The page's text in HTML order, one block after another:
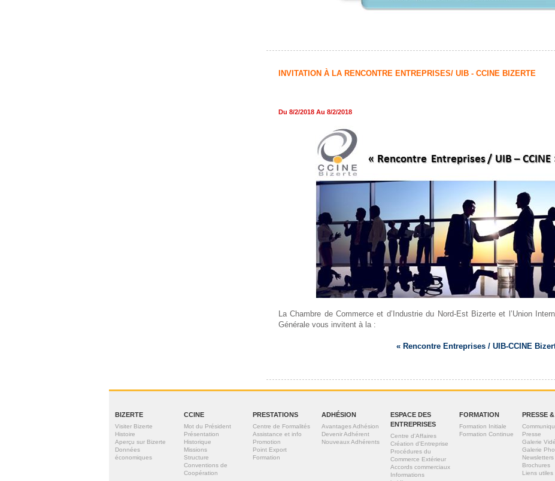
INVITATION À LA RENCONTRE ENTREPRISES/ UIB - CCINE BIZERTE
Du 8/2/2018 Au 8/2/2018
La Chambre de Commerce et d’Industrie du Nord-Est Bizerte et l’Union
Générale vous invitent à la :
« Rencontre Entreprises / UIB-CCINE
BIZERTE
Visiter Bizerte
Histoire
Aperçu sur Bizerte
Données
économiques
CCINE
Mot du Président
Présentation
Historique
Missions
Structure
Conventions de
Coopération
PRESTATIONS
Centre de Formalités
Assistance et info
Promotion
Point Export
Formation
ADHÉSION
Avantages Adhésion
Devenir Adhérent
Nouveaux Adhérents
ESPACE DES
ENTREPRISES
Centre d'Affaires
Création d'Entreprise
Procédures du
Commerce Extérieur
Accords commerciaux
Informations
FORMATION
Formation Initiale
Formation Continue
PRESSE
Presse
Galerie
Galerie
Newsletters
Brochures
Liens utiles